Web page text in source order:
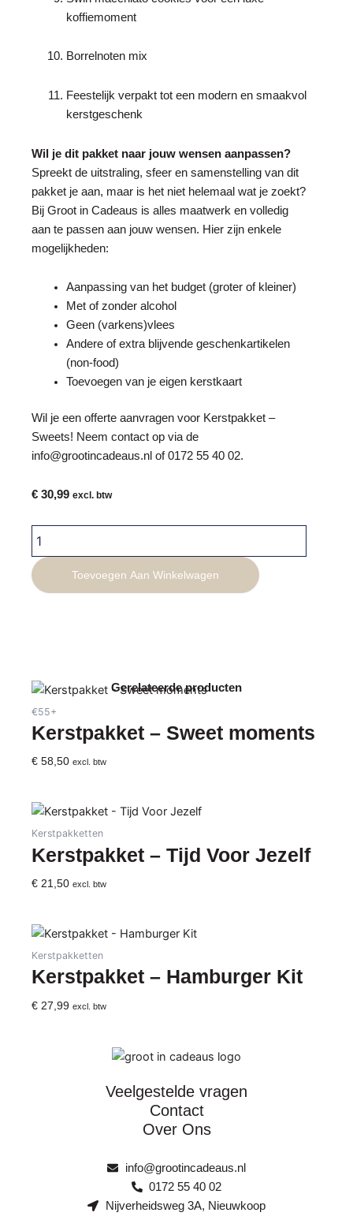
koffiemoment
Borrelnoten mix
Feestelijk verpakt tot een modern en smaakvol
kerstgeschenk
Wil je dit pakket naar jouw wensen aanpassen?
Spreekt de uitstraling, sfeer en samenstelling van dit
pakket je aan, maar is het niet helemaal wat je zoekt?
Bij Groot in Cadeaus is alles maatwerk en volledig
aan te passen aan jouw wensen. Hier zijn enkele
mogelijkheden:
Aanpassing van het budget (groter of kleiner)
Met of zonder alcohol
Geen (varkens)vlees
Andere of extra blijvende geschenkartikelen
(non-food)
Toevoegen van je eigen kerstkaart
Wil je een offerte aanvragen voor Kerstpakket –
Sweets! Neem contact op via de
info@grootincadeaus.nl of0172 55 40 02.
€ 30,99 excl. btw
Sweets
aantal
Toevoegen Aan Winkelwagen
Gerelateerde producten
€55+
Kerstpakket – Sweet moments
€ 58,50 excl. btw
Kerstpakketten
Kerstpakket – Tijd Voor Jezelf
€ 21,50 excl. btw
Kerstpakketten
Kerstpakket – Hamburger Kit
€ 27,99 excl. btw
Veelgestelde vragen
Contact
Over Ons
info@grootincadeaus.nl
0172 55 40 02
Nijverheidsweg 3A, Nieuwkoop